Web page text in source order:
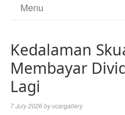
Menu
Kedalaman
Membayar
Lagi
7 July 2026by vcargallery